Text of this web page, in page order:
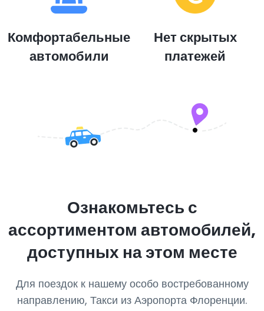
Комфортабельные
автомобили
Нет скрытых
платежей
Ознакомьтесь с
ассортиментом автомобилей,
доступных на этом месте
Для поездок к нашему особо востребованному
направлению, Такси из Аэропорта Флоренции.